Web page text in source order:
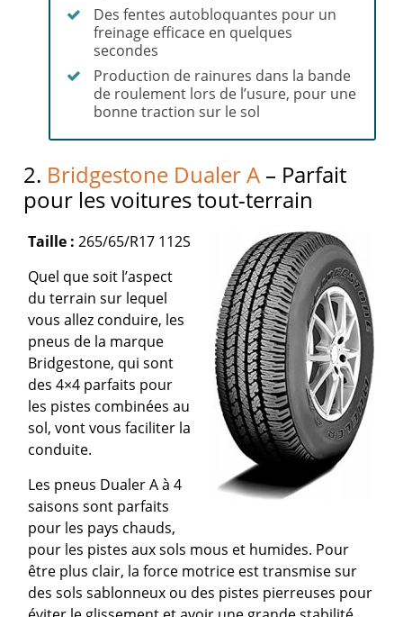
Des fentes autobloquantes pour un
freinage efficace en quelques
secondes
Production de rainures dans la bande
de roulement lors de l’usure, pour une
bonne traction sur le sol
2. Bridgestone Dualer A – Parfait
pour les voitures tout-terrain
Taille : 265/65/R17 112S
Quel que soit l’aspect
du terrain sur lequel
vous allez conduire, les
pneus de la marque
Bridgestone, qui sont
des 4×4 parfaits pour
les pistes combinées au
sol, vont vous faciliter la
conduite.
Les pneus Dualer A à 4
saisons sont parfaits
pour les pays chauds,
pour les pistes aux sols mous et humides. Pour
être plus clair, la force motrice est transmise sur
des sols sablonneux ou des pistes pierreuses pour